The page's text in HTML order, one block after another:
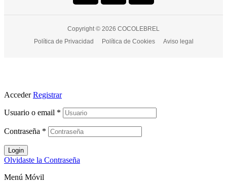
Copyright © 2026 COCOLEBREL
Política de Privacidad
Política de Cookies Aviso legal
Acceder Registrar
Usuario o email *
Contraseña *
Login
Olvidaste la Contraseña
Menú Móvil